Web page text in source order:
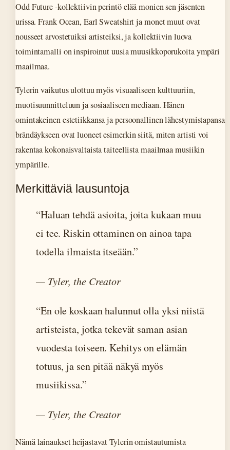
Odd Future -kollektiivin perintö elää monien sen jäsenten
urissa. Frank Ocean, Earl Sweatshirt ja monet muut ovat
nousseet arvostetuiksi artisteiksi, ja kollektiivin luova
toimintamalli on inspiroinut uusia muusikkoporukoita ympäri
maailmaa.
Tylerin vaikutus ulottuu myös visuaaliseen kulttuuriin,
muotisuunnitteluun ja sosiaaliseen mediaan. Hänen
omintakeinen estetiikkansa ja persoonallinen lähestymistapansa
brändäykseen ovat luoneet esimerkin siitä, miten artisti voi
rakentaa kokonaisvaltaista taiteellista maailmaa musiikin
ympärille.
Merkittäviä lausuntoja
“Haluan tehdä asioita, joita kukaan muu
ei tee. Riskin ottaminen on ainoa tapa
todella ilmaista itseään.”
— Tyler, the Creator
“En ole koskaan halunnut olla yksi niistä
artisteista, jotka tekevät saman asian
vuodesta toiseen. Kehitys on elämän
totuus, ja sen pitää näkyä myös
musiikissa.”
— Tyler, the Creator
Nämä lainaukset heijastavat Tylerin omistautumista